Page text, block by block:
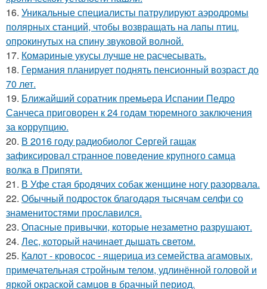
16. Уникальные специалисты патрулируют аэродромы
полярных станций, чтобы возвращать на лапы птиц,
опрокинутых на спину звуковой волной.
17. Комариные укусы лучше не расчесывать.
18. Германия планирует поднять пенсионный возраст до
70 лет.
19. Ближайший соратник премьера Испании Педро
Санчеса приговорен к 24 годам тюремного заключения
за коррупцию.
20. В 2016 году радиобиолог Сергей гащак
зафиксировал странное поведение крупного самца
волка в Припяти.
21. В Уфе стая бродячих собак женщине ногу разорвала.
22. Обычный подросток благодаря тысячам селфи со
знаменитостями прославился.
23. Опасные привычки, которые незаметно разрушают.
24. Лес, который начинает дышать светом.
25. Калот - кровосос - ящерица из семейства агамовых,
примечательная стройным телом, удлинённой головой и
яркой окраской самцов в брачный период.